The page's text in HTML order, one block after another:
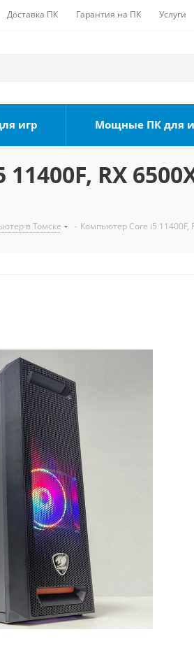
Доставка ПК Гарантия на ПК Услуги
игр Мощные ПК для
RX
в Томске - Компьютер Core i5 11400F,